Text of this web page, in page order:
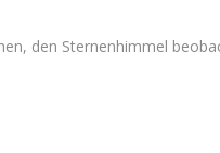
den Sternenhimmel